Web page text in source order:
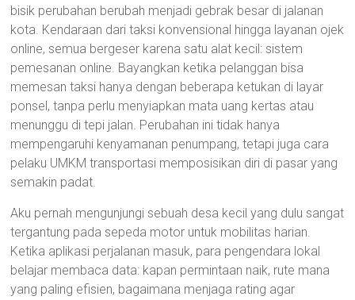
bisik perubahan berubah menjadi gebrak besar di jalanan
kota. Kendaraan dari taksi konvensional hingga layanan ojek
online, semua bergeser karena satu alat kecil: sistem
pemesanan online. Bayangkan ketika pelanggan bisa
memesan taksi hanya dengan beberapa ketukan di layar
ponsel, tanpa perlu menyiapkan mata uang kertas atau
menunggu di tepi jalan. Perubahan ini tidak hanya
mempengaruhi kenyamanan penumpang, tetapi juga cara
pelaku UMKM transportasi memposisikan diri di pasar yang
semakin padat.
Aku pernah mengunjungi sebuah desa kecil yang dulu sangat
tergantung pada sepeda motor untuk mobilitas harian.
Ketika aplikasi perjalanan masuk, para pengendara lokal
belajar membaca data: kapan permintaan naik, rute mana
yang paling efisien, bagaimana menjaga rating agar